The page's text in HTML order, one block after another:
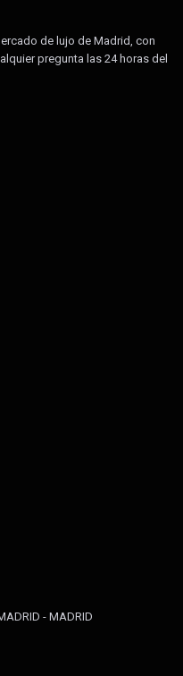
de lujo de Madrid, con
pregunta las 24 horas del
- MADRID